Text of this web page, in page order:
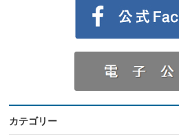
カテゴリー